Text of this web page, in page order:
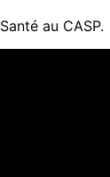
au CASP.